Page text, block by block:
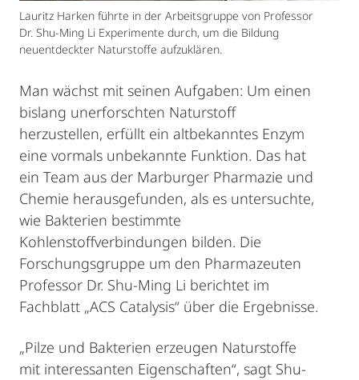
Lauritz Harken führte in der Arbeitsgruppe von Professor
Dr. Shu-Ming Li Experimente durch, um die Bildung
neuentdeckter Naturstoffe aufzuklären.
Man wächst mit seinen Aufgaben: Um einen
bislang unerforschten Naturstoff
herzustellen, erfüllt ein altbekanntes Enzym
eine vormals unbekannte Funktion. Das hat
ein Team aus der Marburger Pharmazie und
Chemie herausgefunden, als es untersuchte,
wie Bakterien bestimmte
Kohlenstoffverbindungen bilden. Die
Forschungsgruppe um den Pharmazeuten
Professor Dr. Shu-Ming Li berichtet im
Fachblatt „ACS Catalysis“ über die Ergebnisse.
„Pilze und Bakterien erzeugen Naturstoffe
mit interessanten Eigenschaften“, sagt Shu-